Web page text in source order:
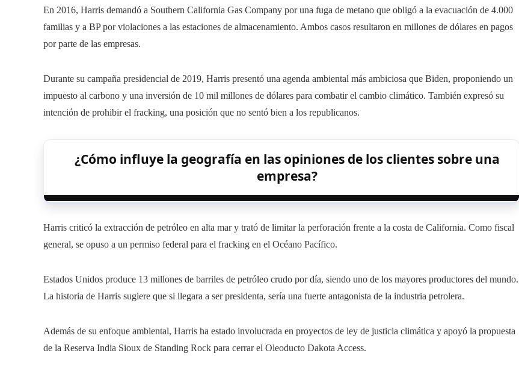
En 2016, Harris demandó a Southern California Gas Company por una fuga de metano que obligó a la evacuación de 4.000
familias y a BP por violaciones a las estaciones de almacenamiento. Ambos casos resultaron en millones de dólares en pagos
por parte de las empresas.
Durante su campaña presidencial de 2019, Harris presentó una agenda ambiental más ambiciosa que Biden, proponiendo un
impuesto al carbono y una inversión de 10 mil millones de dólares para combatir el cambio climático. También expresó su
intención de prohibir el fracking, una posición que no sentó bien a los republicanos.
¿Cómo influye la geografía en las opiniones de los clientes sobre una
empresa?
Harris criticó la extracción de petróleo en alta mar y trató de limitar la perforación frente a la costa de California. Como fiscal
general, se opuso a un permiso federal para el fracking en el Océano Pacífico.
Estados Unidos produce 13 millones de barriles de petróleo crudo por día, siendo uno de los mayores productores del mundo.
La historia de Harris sugiere que si llegara a ser presidenta, sería una fuerte antagonista de la industria petrolera.
Además de su enfoque ambiental, Harris ha estado involucrada en proyectos de ley de justicia climática y apoyó la propuesta
de la Reserva India Sioux de Standing Rock para cerrar el Oleoducto Dakota Access.